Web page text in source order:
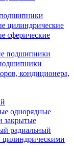
цилиндрические
сферические
подшипники
кондиционера,
однорядные
закрытые
радиальный